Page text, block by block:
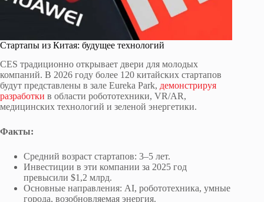
Стартапы из Китая: будущее технологий
CES традиционно открывает двери для молодых
компаний. В 2026 году более 120 китайских стартапов
будут представлены в зале Eureka Park, демонстрируя
разработки в области робототехники, VR/AR,
медицинских технологий и зеленой энергетики.
Факты:
Средний возраст стартапов: 3–5 лет.
Инвестиции в эти компании за 2025 год
превысили $1,2 млрд.
Основные направления: AI, робототехника, умные
города, возобновляемая энергия.